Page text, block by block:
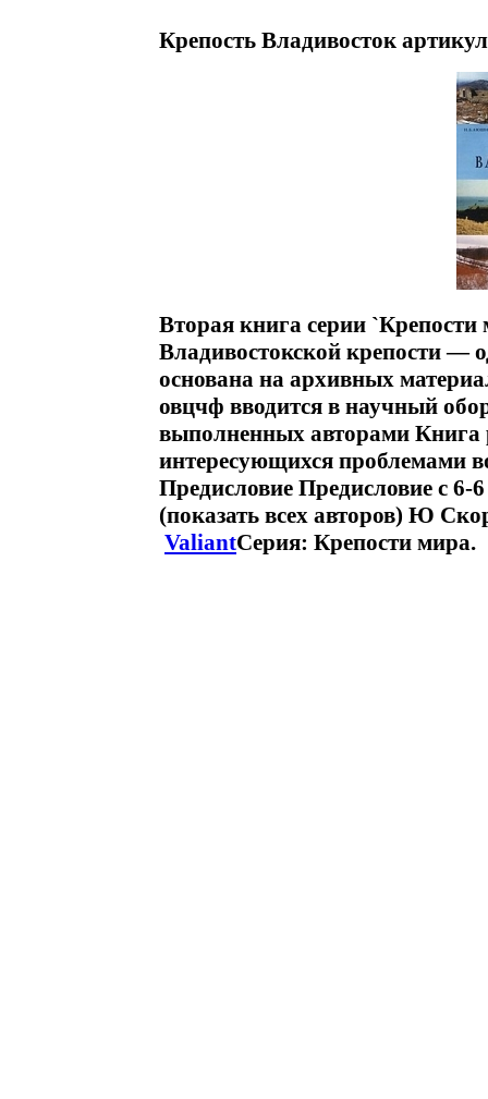
Крепость Владивосток
Вторая книга серии
Владивостокской крепости —
основана на архивных
овцчф вводится в научный
выполненных авторами Книга
интересующихся проблемами
Предисловие Предисловие c 6-
(показать всех авторов) Ю
ValiantСерия: Крепости мира.